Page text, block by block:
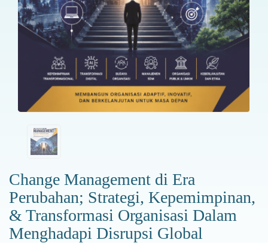
Change Management di Era
Perubahan; Strategi, Kepemimpinan,
& Transformasi Organisasi Dalam
Menghadapi Disrupsi Global